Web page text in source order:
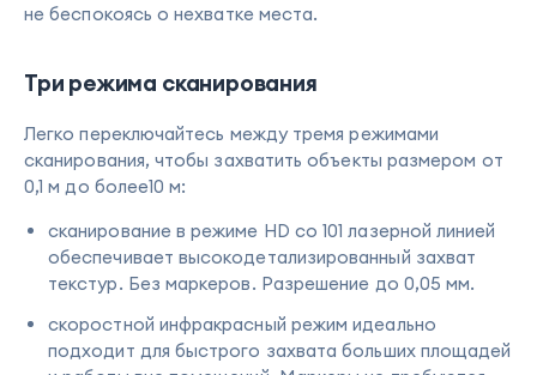
не беспокоясь о нехватке места.
Три режима сканирования
Легко переключайтесь между тремя режимами
сканирования, чтобы захватить объекты размером от
0,1 м до более10 м:
сканирование в режиме HD со 101 лазерной линией
обеспечивает высокодетализированный захват
текстур. Без маркеров. Разрешение до 0,05 мм.
скоростной инфракрасный режим идеально
подходит для быстрого захвата больших площадей